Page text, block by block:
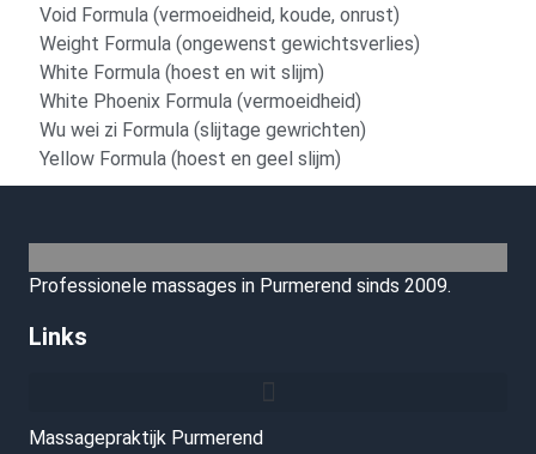
Void Formula (vermoeidheid, koude, onrust)
Weight Formula (ongewenst gewichtsverlies)
White Formula (hoest en wit slijm)
White Phoenix Formula (vermoeidheid)
Wu wei zi Formula (slijtage gewrichten)
Yellow Formula (hoest en geel slijm)
Professionele massages in Purmerend sinds 2009.
Links
Massagepraktijk Purmerend